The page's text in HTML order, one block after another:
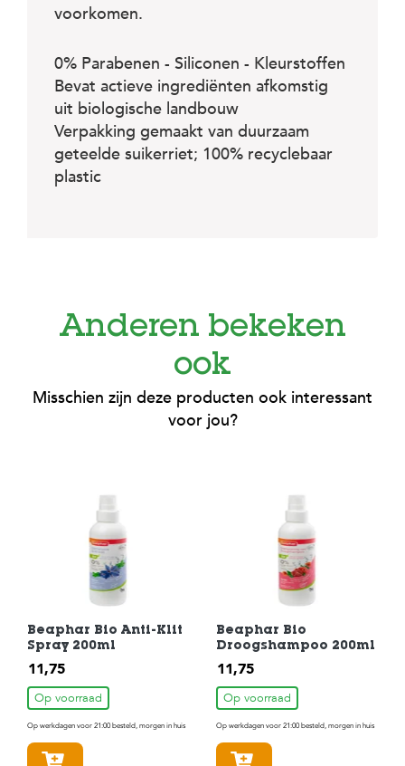
voorkomen.
0% Parabenen - Siliconen - Kleurstoffen
Bevat actieve ingrediënten afkomstig
uit biologische landbouw
Verpakking gemaakt van duurzaam
geteelde suikerriet; 100% recyclebaar
plastic
Anderen bekeken
ook
Misschien zijn deze producten ook interessant
voor jou?
Beaphar Bio Anti-Klit
Spray 200ml
11,75
Op voorraad
Op werkdagen voor 21:00 besteld, morgen in huis
Beaphar Bio
Droogshampoo 200ml
11,75
Op voorraad
Op werkdagen voor 21:00 besteld, morgen in huis